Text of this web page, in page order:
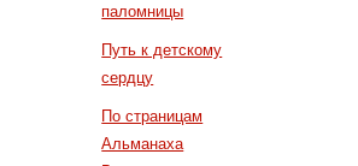
паломницы
Путь к детскому
сердцу
По страницам
Альманаха